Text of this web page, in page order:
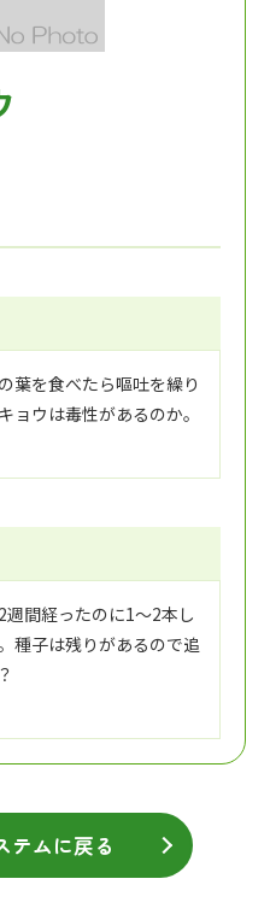
葉を食べたら嘔吐を繰り
ョウは毒性があるのか。
間経ったのに1～2本し
種子は残りがあるので追
テムに戻る